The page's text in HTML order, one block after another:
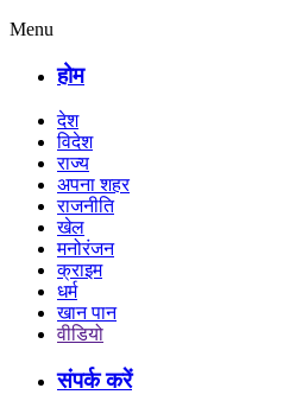
Menu
होम
देश
विदेश
राज्य
अपना शहर
राजनीति
खेल
मनोरंजन
क्राइम
धर्म
खान पान
वीडियो
संपर्क करें